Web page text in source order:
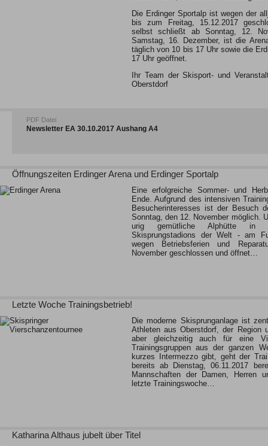
Die Erdinger Sportalp ist wegen der
bis zum Freitag, 15.12.2017
selbst schließt ab Sonntag, 12.
Samstag, 16. Dezember, ist die
täglich von 10 bis 17 Uhr sowie die
17 Uhr geöffnet.
Ihr Team der Skisport- und
Oberstdorf
PDF Datei
Newsletter EA 30.10.2017 Aushang A4
Öffnungszeiten Erdinger Arena und Erdinger Sportalp
Eine erfolgreiche Sommer- und
Ende. Aufgrund des intensiven
Besucherinteresses ist der Besuch
Sonntag, den 12. November möglich.
urig gemütliche Alphütte in
Skisprungstadions der Welt - am
wegen Betriebsferien und
November geschlossen und öffnet…
Letzte Woche Trainingsbetrieb!
Die moderne Skisprunganlage ist
Athleten aus Oberstdorf, der Region
aber gleichzeitig auch für eine
Trainingsgruppen aus der ganzen
kurzes Intermezzo gibt, geht der
bereits ab Dienstag, 06.11.2017
Mannschaften der Damen, Herren
letzte Trainingswoche…
Katharina Althaus jubelt über Titel